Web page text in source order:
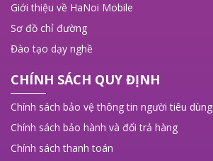
Giới thiệu về HaNoi Mobile
Sơ đồ chỉ đường
Đào tạo dạy nghề
CHÍNH SÁCH QUY ĐỊNH
Chính sách bảo vệ thông tin người tiêu dùng
Chính sách bảo hành và đổi trả hàng
Chính sách thanh toán